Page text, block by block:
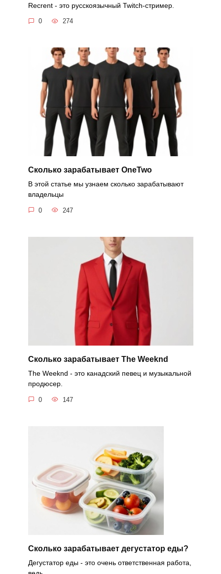
Recrent - это русскоязычный Twitch-стример.
0 274
Cколько зарабатывает OneTwo
В этой статье мы узнаем сколько зарабатывают
владельцы
0 247
Cколько зарабатывает The Weeknd
The Weeknd - это канадский певец и музыкальной
продюсер.
0 147
Сколько зарабатывает дегустатор еды?
Дегустатор еды - это очень ответственная работа,